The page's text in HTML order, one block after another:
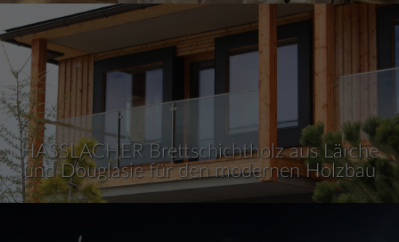
HASSLACHER Brettschichtholz aus Lärche
und Douglasie für den modernen Holzbau